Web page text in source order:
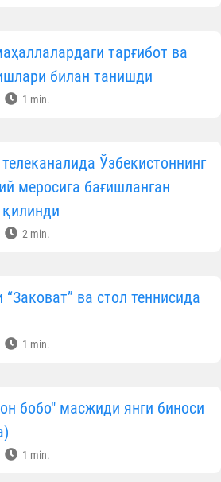
бу каби соғлом
нурини янада
чин
хайрли ишларига
масъулиятли